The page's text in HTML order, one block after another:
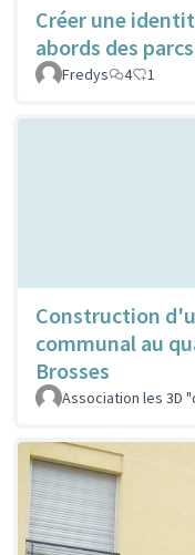
Créer une
abords des
Fredys
4 1
Construction
communal au
Brosses
Association les 3D